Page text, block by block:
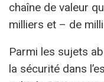
chaîne de valeur
milliers et – de
Parmi les sujets
la sécurité dans